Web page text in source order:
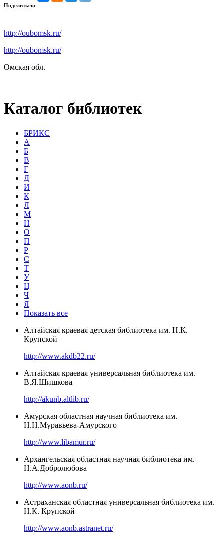
Поделиться:
http://oubomsk.ru/
http://oubomsk.ru/
Омская обл.
Каталог библиотек
БРИКС
А
Б
В
Г
Д
И
К
Л
М
Н
О
П
Р
С
Т
У
Ц
Ч
Я
Показать все
Алтайская краевая детская библиотека им. Н.К.
Крупской
http://www.akdb22.ru/
Алтайская краевая универсальная библиотека им.
В.Я.Шишкова
http://akunb.altlib.ru/
Амурская областная научная библиотека им.
Н.Н.Муравьева-Амурского
http://www.libamur.ru/
Архангельская областная научная библиотека им.
Н.А.Добролюбова
http://www.aonb.ru/
Астраханская областная универсальная библиотека им.
Н.К. Крупской
http://www.aonb.astranet.ru/